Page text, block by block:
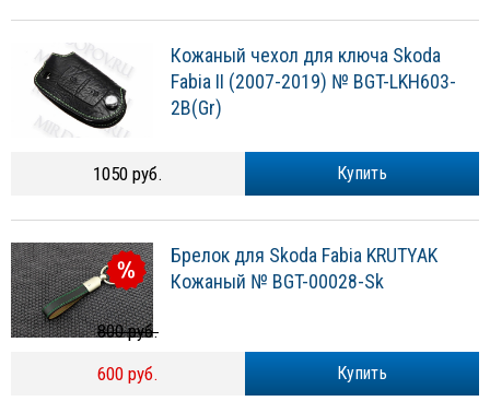
Кожаный чехол для ключа Skoda
Fabia II (2007-2019) № BGT-LKH603-
2B(Gr)
Купить
1050 руб.
Брелок для Skoda Fabia KRUTYAK
Кожаный № BGT-00028-Sk
Купить
800 руб.
600 руб.